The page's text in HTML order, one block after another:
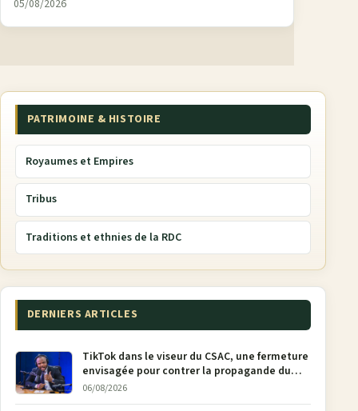
05/08/2026
PATRIMOINE & HISTOIRE
Royaumes et Empires
Tribus
Traditions et ethnies de la RDC
DERNIERS ARTICLES
TikTok dans le viseur du CSAC, une fermeture
envisagée pour contrer la propagande du
M23
06/08/2026